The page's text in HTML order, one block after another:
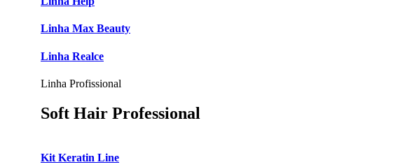
Linha Max Beauty
Linha Realce
Linha Profissional
Soft Hair Professional
Kit Keratin Line